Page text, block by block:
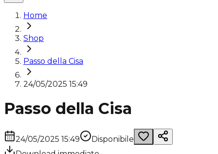
Home
Shop
Passo della Cisa
24/05/2025 15:49
Passo della Cisa
24/05/2025 15:49
Disponibile